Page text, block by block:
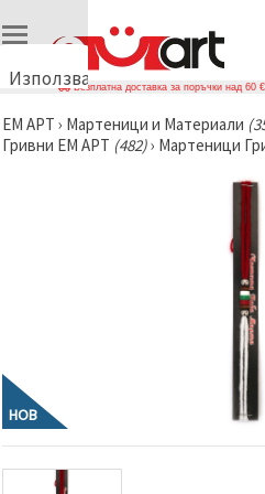
Използваме
🍪
Използваме
съгласие,
да
анализираме
трафика и
да
показваме
Безплатна доставка за поръчки над 60 €
ЕМ АРТ › Мартеници и Материали
Гривни ЕМ АРТ (482)› Мартеници
НОВ